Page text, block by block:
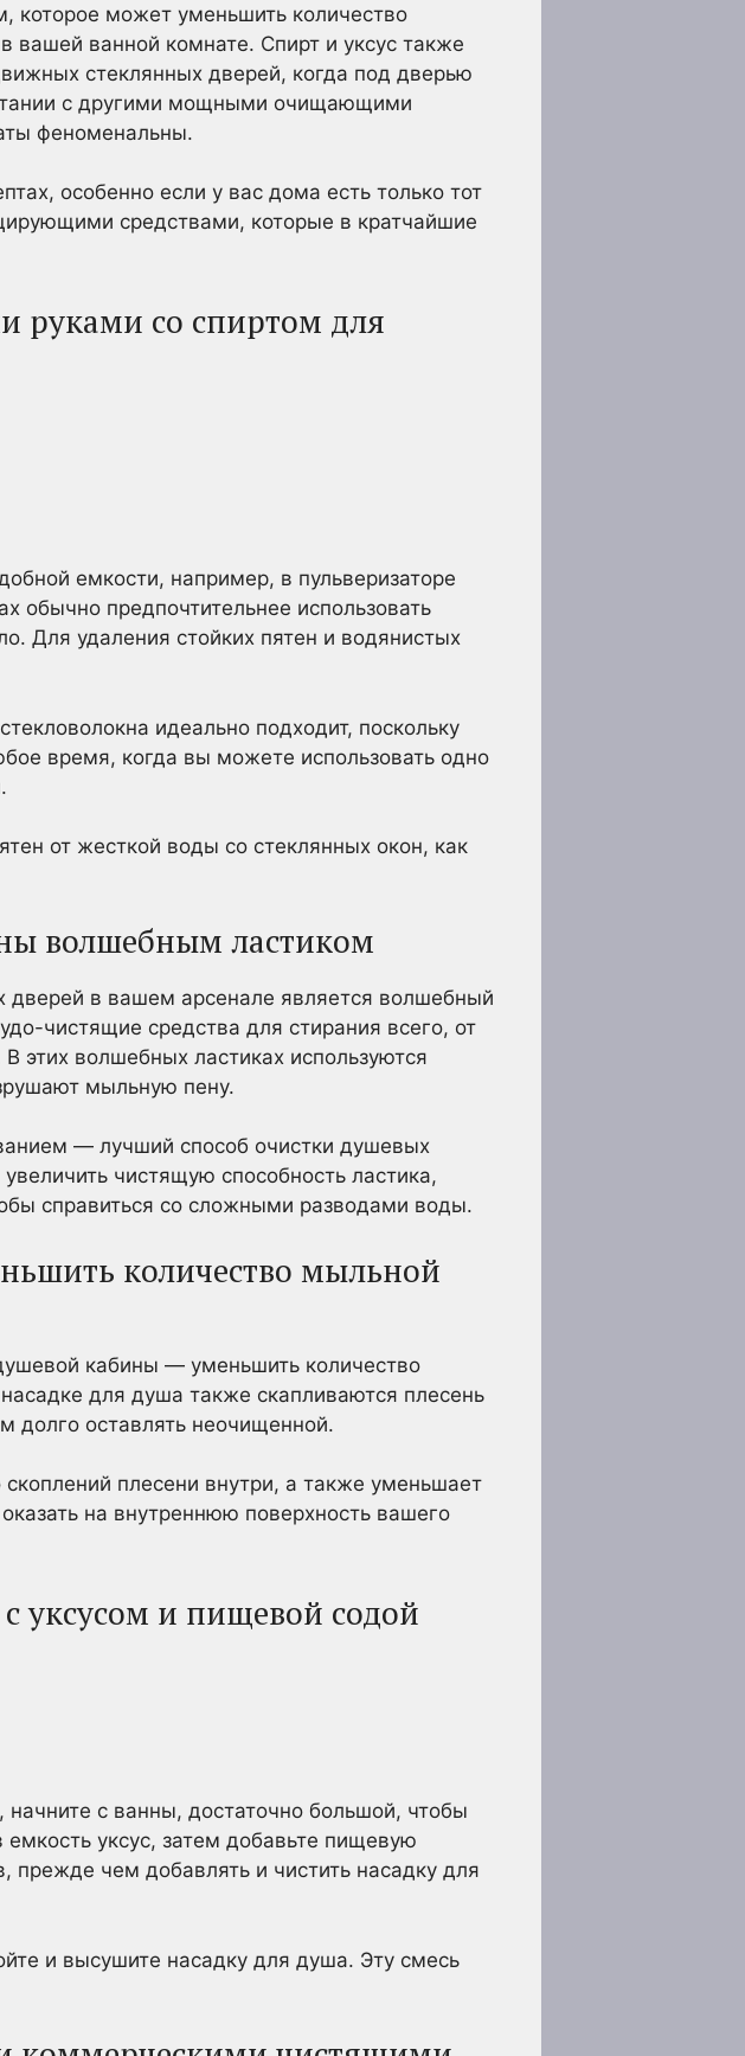
которое может уменьшить количество
вашей ванной комнате. Спирт и уксус также
стеклянных дверей, когда под дверью
с другими мощными очищающими
феноменальны.
особенно если у вас дома есть только тот
средствами, которые в кратчайшие
руками со спиртом для
емкости, например, в пульверизаторе
обычно предпочтительнее использовать
Для удаления стойких пятен и водянистых
идеально подходит, поскольку
время, когда вы можете использовать одно
от жесткой воды со стеклянных окон, как
волшебным ластиком
в вашем арсенале является волшебный
чистящие средства для стирания всего, от
этих волшебных ластиках используются
мыльную пену.
— лучший способ очистки душевых
чистящую способность ластика,
справиться со сложными разводами воды.
количество мыльной
кабины — уменьшить количество
для душа также скапливаются плесень
оставлять неочищенной.
плесени внутри, а также уменьшает
на внутреннюю поверхность вашего
уксусом и пищевой содой
с ванны, достаточно большой, чтобы
уксус, затем добавьте пищевую
прежде чем добавлять и чистить насадку для
и высушите насадку для душа. Эту смесь